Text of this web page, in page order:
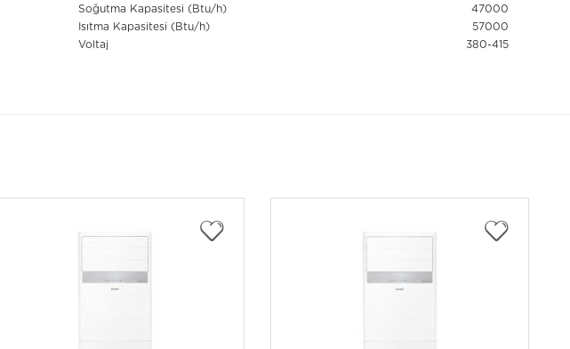
Soğutma Kapasitesi (Btu/h)
47000
Isıtma Kapasitesi (Btu/h)
57000
Voltaj
380-415